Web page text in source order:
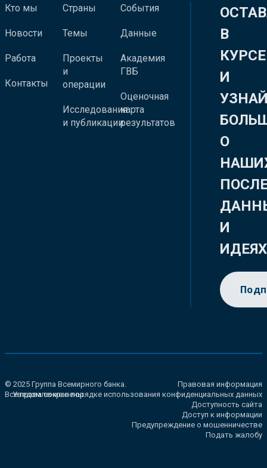
Кто мы
Новости
Работа
Контакты
Страны
Темы
Проекты
и
операции
Исследования
и публикации
События
Данные
Академия
ГВБ
Оценочная
карта
результатов
В
КУРСЕ
И
О
И
ИДЕЯХ
© 2025 Группа Всемирного банка.
Все права сохранены.
Правовая информация
Уведомление о порядке использования конфиденциальных данных
Доступность сайта
Доступ к информации
Предупреждение о мошенничестве
Подать жалобу